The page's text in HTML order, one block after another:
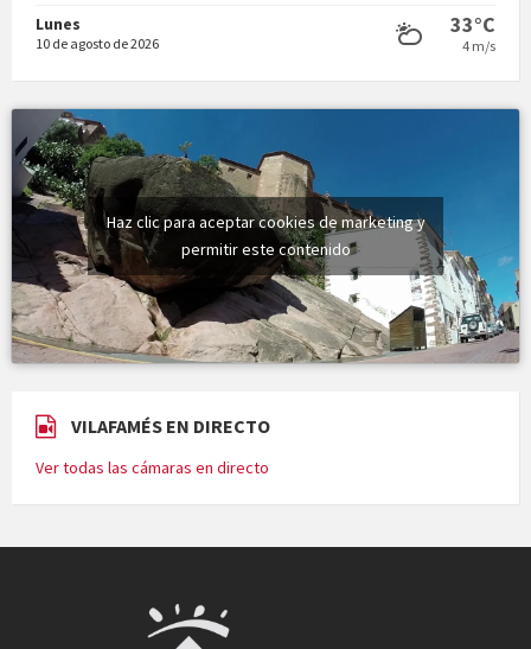
Lunes
10 de agosto de 2026
33°C
4 m/s
Haz clic para aceptar cookies de marketing y
permitir este contenido
VILAFAMÉS EN DIRECTO
Ver todas las cámaras en directo